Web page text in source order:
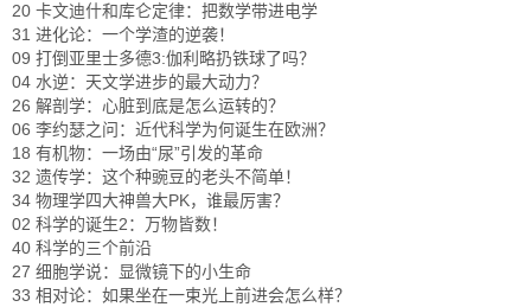
20 卡文迪什和库仑定律：把数学带进电学
31 进化论：一个学渣的逆袭！
09 打倒亚里士多德3:伽利略扔铁球了吗？
04 水逆：天文学进步的最大动力？
26 解剖学：心脏到底是怎么运转的？
06 李约瑟之问：近代科学为何诞生在欧洲？
18 有机物：一场由“尿”引发的革命
32 遗传学：这个种豌豆的老头不简单！
34 物理学四大神兽大PK，谁最厉害？
02 科学的诞生2：万物皆数！
40 科学的三个前沿
27 细胞学说：显微镜下的小生命
33 相对论：如果坐在一束光上前进会怎么样？